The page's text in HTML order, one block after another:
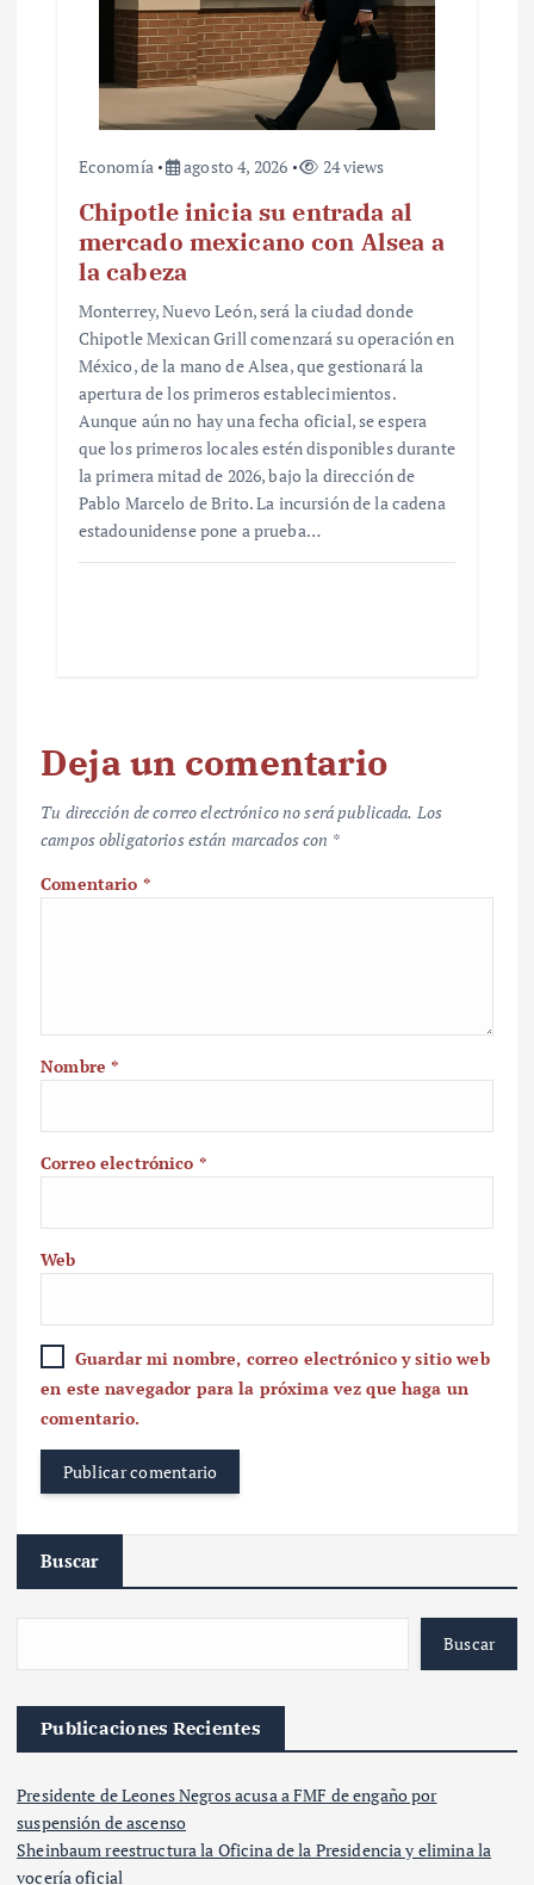
Economía agosto 4, 2026 24 views
Chipotle inicia su entrada al
mercado mexicano con Alsea a
la cabeza
Monterrey, Nuevo León, será la ciudad donde
Chipotle Mexican Grill comenzará su operación en
México, de la mano de Alsea, que gestionará la
apertura de los primeros establecimientos.
Aunque aún no hay una fecha oficial, se espera
que los primeros locales estén disponibles durante
la primera mitad de 2026, bajo la dirección de
Pablo Marcelo de Brito. La incursión de la cadena
estadounidense pone a prueba…
Deja un comentario
Tu dirección de correo electrónico no será publicada. Los
campos obligatorios están marcados con *
Comentario *
Nombre*
Correo electrónico *
Web
Guardar mi nombre, correo electrónico y sitio web
en este navegador para la próxima vez que haga un
comentario.
Buscar
Buscar
Publicaciones Recientes
Presidente de Leones Negros acusa a FMF de engaño por
suspensión de ascenso
Sheinbaum reestructura la Oficina de la Presidencia y elimina la
vocería oficial